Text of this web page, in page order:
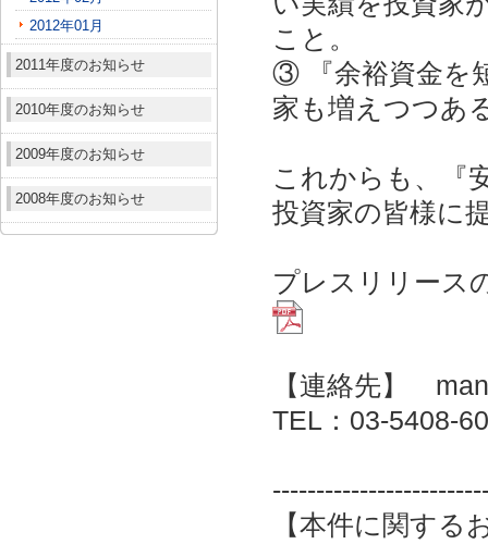
2012年01月
2011年度のお知らせ
2010年度のお知らせ
2009年度のお知らせ
2008年度のお知らせ
こと。
③ 『余裕資金を
家も増えつつあ
これからも、『
投資家の皆様に
プレスリリース
【連絡先】
TEL：03-5408-
【本件に関する